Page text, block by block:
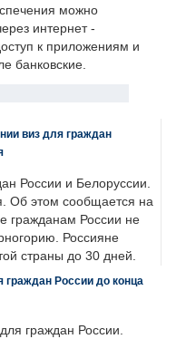
можно
интернет -
к приложениям и
банковские.
виз для граждан
России и Белоруссии.
Об этом сообщается на
гражданам России не
Россияне
страны до 30 дней.
России до конца
граждан России.